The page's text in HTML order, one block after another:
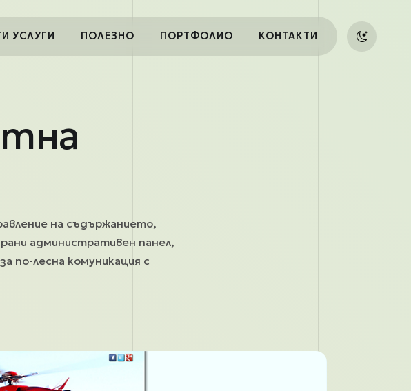
УСЛУГИ ПОЛЕЗНО ПОРТФОЛИО КОНТАКТИ
на съдържанието,
административен панел,
по-лесна комуникация с